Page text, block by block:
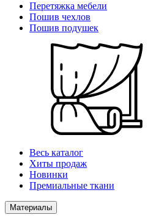
Перетяжка мебели
Пошив чехлов
Пошив подушек
Весь каталог
Хиты продаж
Новинки
Премиальные ткани
Материалы